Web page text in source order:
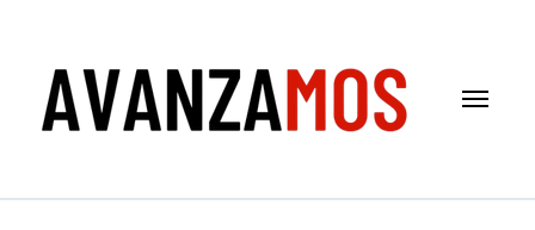
contenido